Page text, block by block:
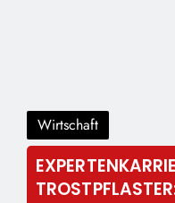
Wirtschaft